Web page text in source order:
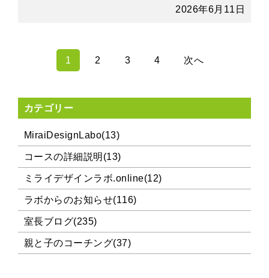
2026年6月11日
1 2 3 4 次へ
カテゴリー
MiraiDesignLabo(13)
コースの詳細説明(13)
ミライデザインラボ.online(12)
ラボからのお知らせ(116)
室長ブログ(235)
親と子のコーチング(37)